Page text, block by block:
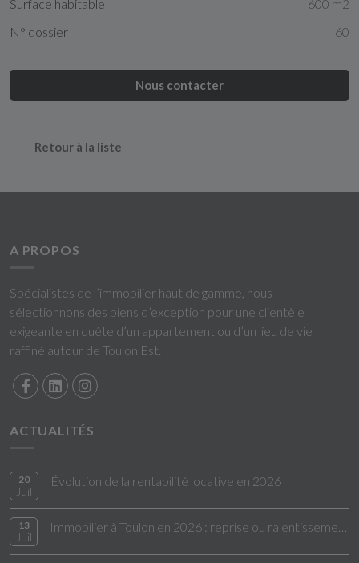
Surface habitable
600 m2
N° dossier
60
Nous contacter
Retour à la liste
A PROPOS
Spécialistes de l’immobilier haut de gamme, nous
sélectionnons des biens d’exception pour une clientèle
exigeante en quête d’un appartement ou d’un lieu de vie
raffiné autour de Toulon Est.
ACTUALITÉS
20
Juil
Évolution de la rentabilité locative en 2026
13
Juil